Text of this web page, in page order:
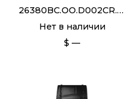
26380BC.OO.D002CR.01
Нет в наличии
$ —